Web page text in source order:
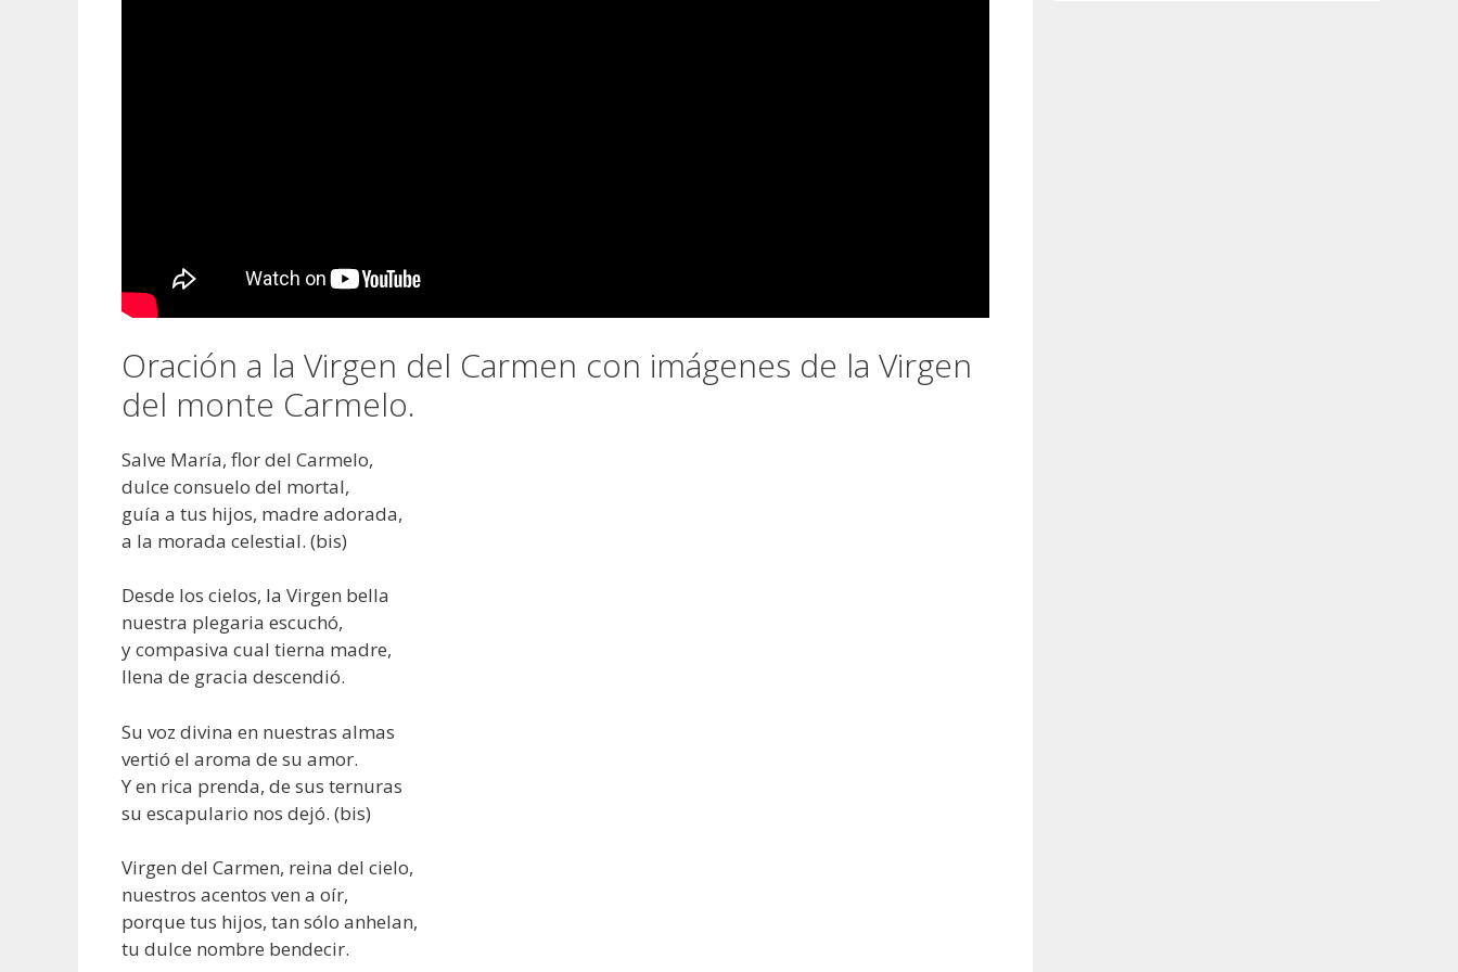
Oración a la Virgen del Carmen con imágenes de la Virgen
del monte Carmelo.
Salve María, flor del Carmelo,
dulce consuelo del mortal,
guía a tus hijos, madre adorada,
a la morada celestial. (bis)
Desde los cielos, la Virgen bella
nuestra plegaria escuchó,
y compasiva cual tierna madre,
llena de gracia descendió.
Su voz divina en nuestras almas
vertió el aroma de su amor.
Y en rica prenda, de sus ternuras
su escapulario nos dejó. (bis)
Virgen del Carmen, reina del cielo,
nuestros acentos ven a oír,
porque tus hijos, tan sólo anhelan,
tu dulce nombre bendecir.